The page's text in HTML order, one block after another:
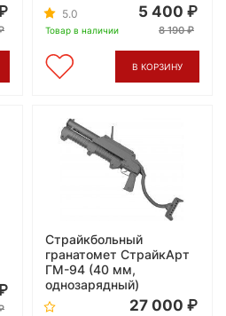
5.0
Товар в наличии
5 400
8 190
В КОРЗИНУ
Страйкбольный
гранатомет СтрайкАрт
ГМ-94 (40 мм,
однозарядный)
27 000